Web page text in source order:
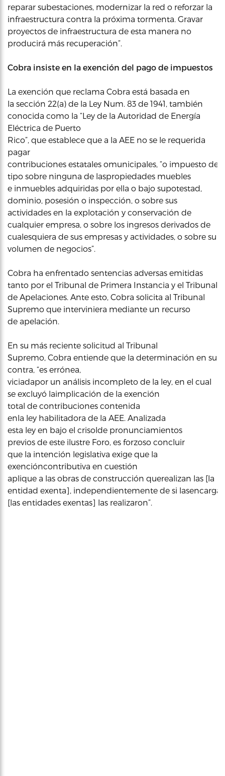
reparar subestaciones, modernizar la red o reforzar la
infraestructura contra la próxima tormenta. Gravar
proyectos de infraestructura de esta manera no
producirá más recuperación”.
Cobra insiste en la exención del pago de impuestos
La exención que reclama Cobra está basada en
la sección 22(a) de la Ley Num. 83 de 1941, también
conocida como la “Ley de la Autoridad de Energía
Eléctrica de Puerto
Rico”, que establece que a la AEE no se le requerida
pagar
contribuciones estatales omunicipales, “o impuesto de
tipo sobre ninguna de laspropiedades muebles
e inmuebles adquiridas por ella o bajo supotestad,
dominio, posesión o inspección, o sobre sus
actividades en la explotación y conservación de
cualquier empresa, o sobre los ingresos derivados de
cualesquiera de sus empresas y actividades, o sobre su
volumen de negocios”.
Cobra ha enfrentado sentencias adversas emitidas
tanto por el Tribunal de Primera Instancia y el Tribunal
de Apelaciones. Ante esto, Cobra solicita al Tribunal
Supremo que interviniera mediante un recurso
de apelación.
En su más reciente solicitud al Tribunal
Supremo, Cobra entiende que la determinación en su
contra, “es errónea,
viciadapor un análisis incompleto de la ley, en el cual
se excluyó laimplicación de la exención
total de contribuciones contenida
enla ley habilitadora de la AEE. Analizada
esta ley en bajo el crisolde pronunciamientos
previos de este ilustre Foro, es forzoso concluir
que la intención legislativa exige que la
exencióncontributiva en cuestión
aplique a las obras de construcción querealizan las [la
entidad exenta], independientemente de si
[las entidades exentas] las realizaron”.